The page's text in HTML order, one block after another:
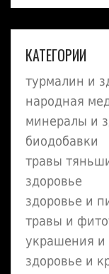
украшения,
пользу.
КАТЕГОРИИ
турмалин и
народная
минералы и
биодобавки
травы
здоровье
здоровье и
травы и
украшения
здоровье и